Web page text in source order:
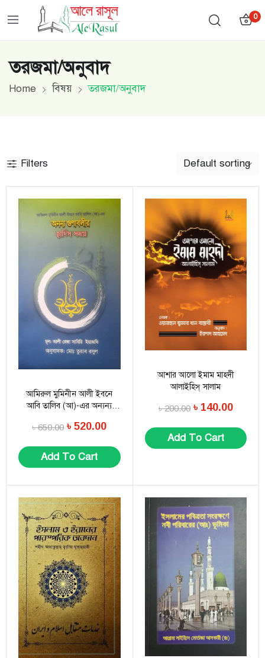
0
তরজমা/অনুবাদ
Home বিষয় তরজমা/অনুবাদ
Filters
আমিরুল মুমিনীন আলী ইবনে
আবি তালিব (আ)-এর অন্যন্য
৳650.00 ৳520.00
Add To Cart
আশার আলো ইমাম মাহ্দী
আলাইহিস্ সালাম
৳200.00 ৳ 140.00
Add To Cart